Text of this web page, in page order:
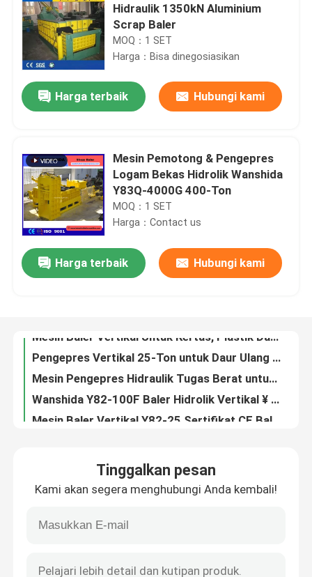
Rumah
Produk
Tentang Kami
Hubungi Kami
Minta Kutipan
Mesin Baler Industri
Hidraulik 1350kN Aluminium
Scrap Baler
MOQ：1 SET
Harga：Bisa dinegosiasikan
Harga terbaik Hubungi kami
Mesin Pemotong & Pengepres
Logam Bekas Hidrolik Wanshida
Y83Q-4000G 400-Ton
MOQ：1 SET
Harga：Contact us
Harga terbaik Hubungi kami
Mesin Gunting Gantry Hidrolik untuk Logam Bekas dengan Kontrol Otomatis PLC
Tinggalkan pesan
Kami akan segera menghubungi Anda kembali!